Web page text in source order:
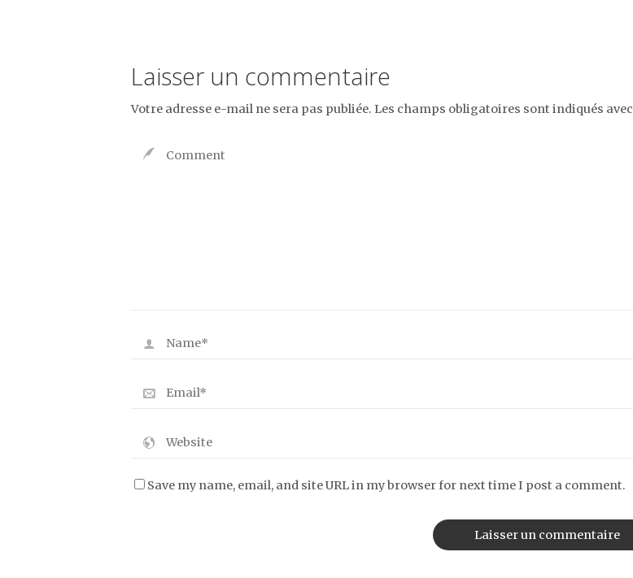
Laisser un commentaire
Votre adresse e-mail ne sera pas publiée. Les champs obligatoires sont indiqués avec
Save my name, email, and site URL in my browser for next time I post a comment.